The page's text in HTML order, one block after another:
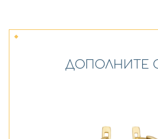
ДОПОЛНИТЕ